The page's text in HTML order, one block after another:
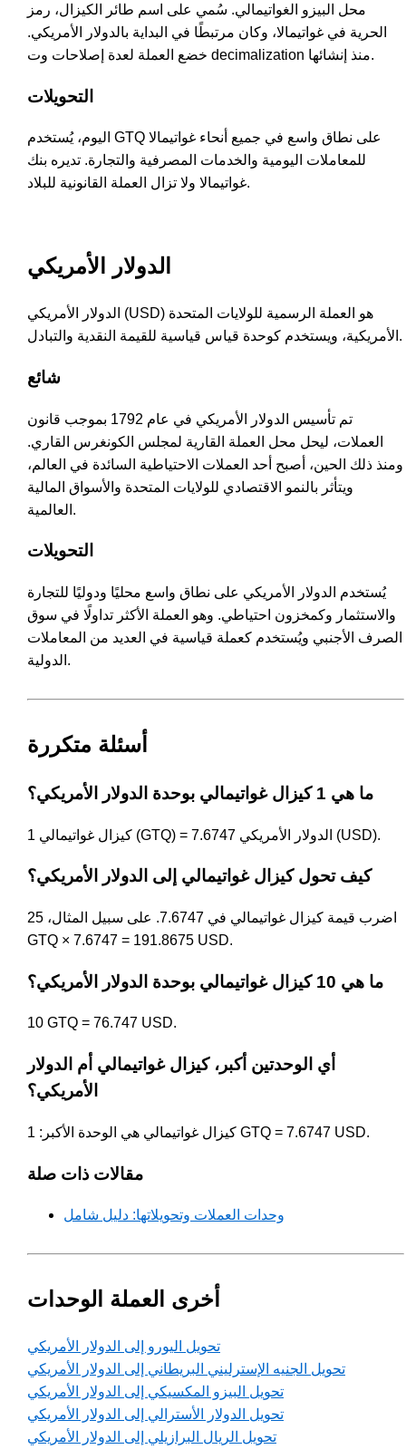
محل البيزو الغواتيمالي. سُمي على اسم طائر الكيزال، رمز
الحرية في غواتيمالا، وكان مرتبطًا في البداية بالدولار الأمريكي.
خضع العملة لعدة إصلاحات وت decimalization منذ إنشائها.
التحويلات
اليوم، يُستخدم GTQ على نطاق واسع في جميع أنحاء غواتيمالا
للمعاملات اليومية والخدمات المصرفية والتجارة. تديره بنك
غواتيمالا ولا تزال العملة القانونية للبلاد.
الدولار الأمريكي
الدولار الأمريكي (USD) هو العملة الرسمية للولايات المتحدة
الأمريكية، ويستخدم كوحدة قياس قياسية للقيمة النقدية والتبادل.
شائع
تم تأسيس الدولار الأمريكي في عام 1792 بموجب قانون
العملات، ليحل محل العملة القارية لمجلس الكونغرس القاري.
ومنذ ذلك الحين، أصبح أحد العملات الاحتياطية السائدة في العالم،
ويتأثر بالنمو الاقتصادي للولايات المتحدة والأسواق المالية
العالمية.
التحويلات
يُستخدم الدولار الأمريكي على نطاق واسع محليًا ودوليًا للتجارة
والاستثمار وكمخزون احتياطي. وهو العملة الأكثر تداولًا في سوق
الصرف الأجنبي ويُستخدم كعملة قياسية في العديد من المعاملات
الدولية.
أسئلة متكررة
ما هي 1 كيزال غواتيمالي بوحدة الدولار الأمريكي؟
1 كيزال غواتيمالي (GTQ) = 7.6747 الدولار الأمريكي (USD).
كيف تحول كيزال غواتيمالي إلى الدولار الأمريكي؟
اضرب قيمة كيزال غواتيمالي في 7.6747. على سبيل المثال، 25
GTQ × 7.6747 = 191.8675 USD.
ما هي 10 كيزال غواتيمالي بوحدة الدولار الأمريكي؟
10 GTQ = 76.747 USD.
أي الوحدتين أكبر، كيزال غواتيمالي أم الدولار
الأمريكي؟
كيزال غواتيمالي هي الوحدة الأكبر: 1 GTQ = 7.6747 USD.
مقالات ذات صلة
وحدات العملات وتحويلاتها: دليل شامل
أخرى العملة الوحدات
تحويل اليورو إلى الدولار الأمريكي
تحويل الجنيه الإسترليني البريطاني إلى الدولار الأمريكي
تحويل البيزو المكسيكي إلى الدولار الأمريكي
تحويل الدولار الأسترالي إلى الدولار الأمريكي
تحويل الريال البرازيلي إلى الدولار الأمريكي